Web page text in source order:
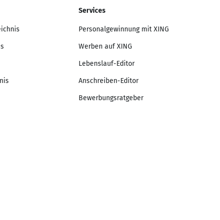
Services
Personalgewinnung mit XING
Werben auf XING
Lebenslauf-Editor
Anschreiben-Editor
Bewerbungsratgeber